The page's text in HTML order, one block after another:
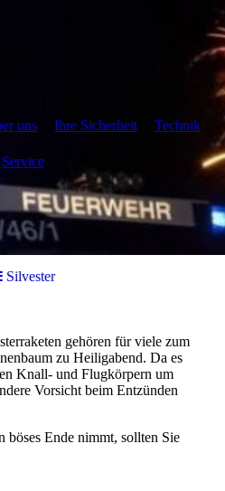
uns Ihre Sicherheit Technik
Service
Silvester
gehören für viele zum
zu Heiligabend. Da es
Knall- und Flugkörpern um
Vorsicht beim Entzünden
böses Ende nimmt, sollten Sie